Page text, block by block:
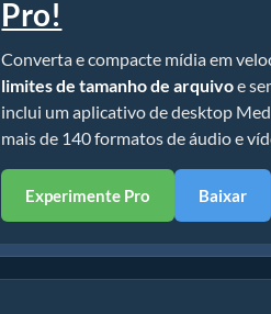
Pro!
Converta e compacte mídia em
limites de tamanho de arquivoe
inclui um aplicativo de desktop
mais de 140 formatos de áudio e
Experimente Pro Baixar